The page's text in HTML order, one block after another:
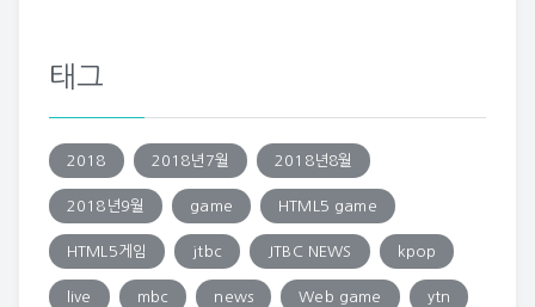
태그
2018 2018년7월 2018년8월
2018년9월 game HTML5 game
HTML5게임 jtbc JTBC NEWS kpop
live mbc news Web game ytn